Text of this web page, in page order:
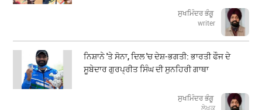
ਸੁਖਮਿੰਦਰ ਭੰਗੂ
writer
ਨਿਸ਼ਾਨੇ 'ਤੇ ਸੋਨਾ, ਦਿਲ 'ਚ ਦੇਸ਼-ਭਗਤੀ: ਭਾਰਤੀ ਫੌਜ ਦੇ
ਸੂਬੇਦਾਰ ਗੁਰਪ੍ਰੀਤ ਸਿੰਘ ਦੀ ਸੁਨਹਿਰੀ ਗਾਥਾ
ਸੁਖਮਿੰਦਰ ਭੰਗੂ
ਲੇਖਕ